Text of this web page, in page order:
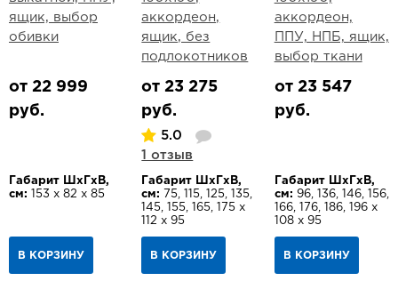
ящик, выбор
обивки
от 22 999
руб.
Габарит ШхГхВ,
см: 153 х 82 х 85
В КОРЗИНУ
аккордеон,
ящик, без
подлокотников
от 23 275
руб.
5.0
1 отзыв
Габарит ШхГхВ,
см:
75, 115, 125, 135,
145, 155, 165, 175 х
112 х 95
В КОРЗИНУ
аккордеон,
ППУ, НПБ, ящик,
выбор ткани
от 23 547
руб.
Габарит ШхГхВ,
см: 96, 136, 146, 156,
166, 176, 186, 196 х
108 х 95
В КОРЗИНУ